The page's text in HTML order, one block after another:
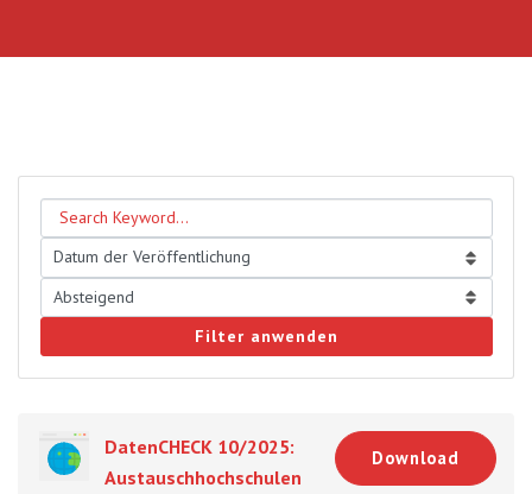
Filter anwenden
DatenCHECK 10/2025:
Austauschhochschulen
Download